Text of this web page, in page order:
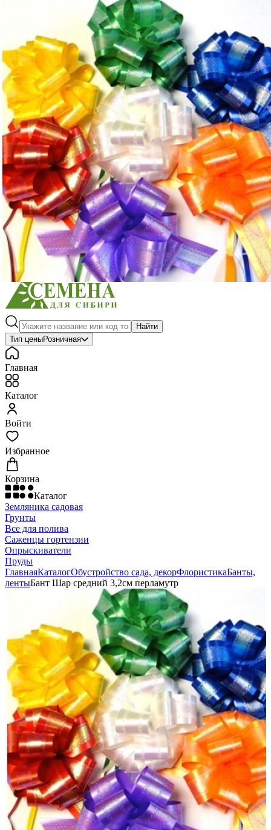
Обратный звонок Заказать обратный звонок
Каталог
Семена
Грунты
Газонные травы, сидераты
Горшки, рассадники, аксессуары
Посадочный материал
Садовый инструмент, инвентарь
Консервирование
Средства защиты, удобрения, добавки, химия
Обустройство сада, декор
Найти
Тип ценыРозничная
Главная
Каталог
Войти
Избранное
Корзина
Каталог
Земляника садовая
Грунты
Все для полива
Саженцы гортензии
Опрыскиватели
Пруды
ГлавнаяКаталогОбустройство сада, декорФлористикаБанты,
лентыБант Шар средний 3,2см перламутр